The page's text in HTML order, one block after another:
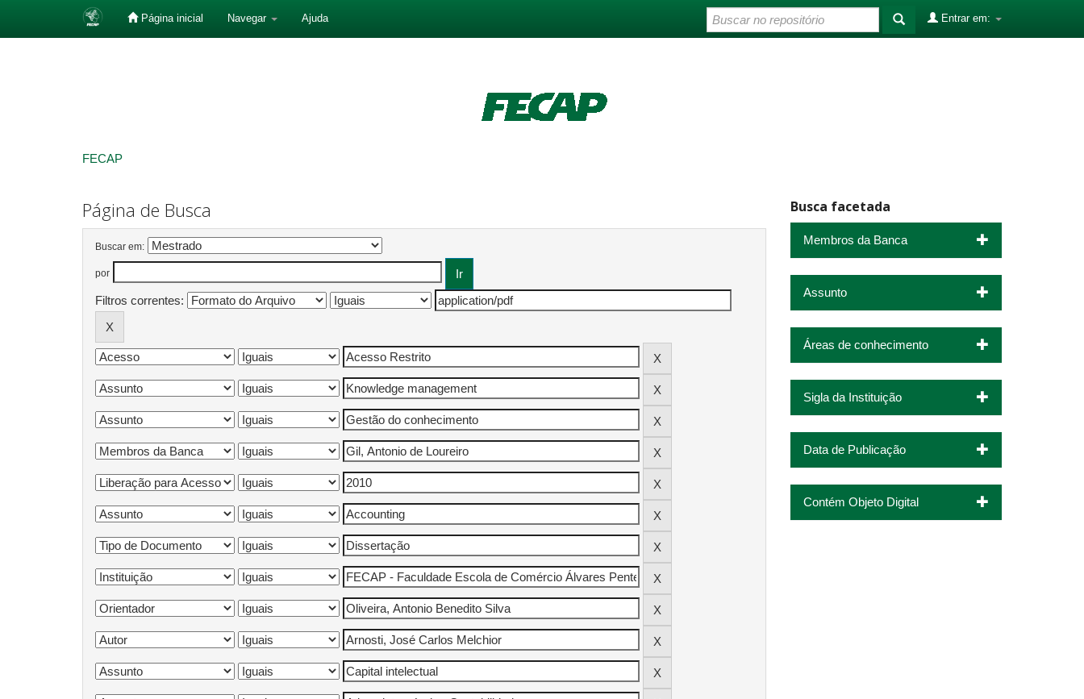
Página inicial Navegar Ajuda Entrar em:
FECAP
Página de Busca
Buscar em:
por
Filtros correntes:
Busca facetada
Membros da Banca
Assunto
Áreas de conhecimento
Sigla da Instituição
Data de Publicação
Contém Objeto Digital